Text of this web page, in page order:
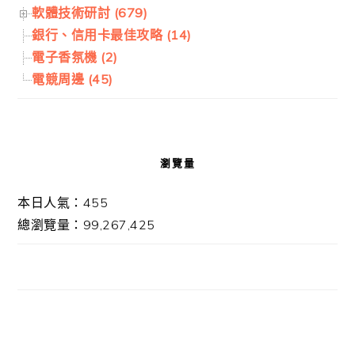
軟體技術研討 (679)
銀行、信用卡最佳攻略 (14)
電子香氛機 (2)
電競周邊 (45)
瀏覽量
本日人氣：455
總瀏覽量：99,267,425